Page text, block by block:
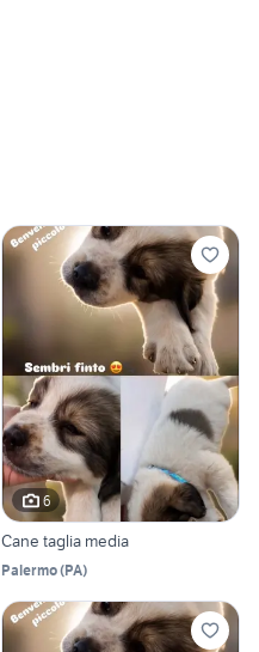
6
Cane taglia media
Palermo(PA)